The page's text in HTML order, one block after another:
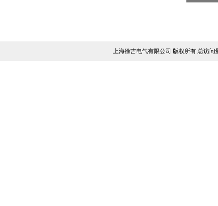
上海徐吉电气有限公司 版权所有 总访问